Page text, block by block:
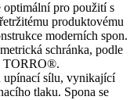
pro použití s
produktovému
moderních spon.
schránka, podle
TORRO®.
upínací sílu, vynikající
tlaku. Spona se